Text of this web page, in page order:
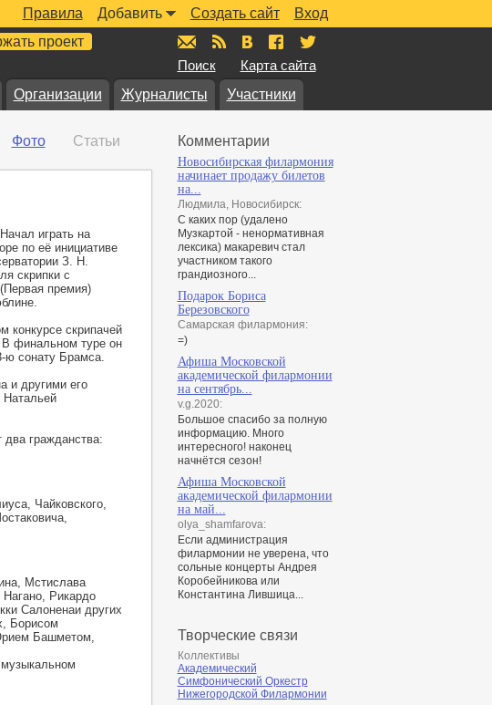
Вход
Создать сайт
Добавить
Правила
проект
Поиск Карта сайта
Организации Журналисты Участники
Фото Статьи
играть на
по её инициативе
З. Н.
скрипки с
премия)
конкурсе скрипачей
финальном туре он
ю сонату Брамса.
и другими его
гражданства:
Чайковского,
Мстислава
Рикардо
Салоненаи других
Борисом
Башметом,
Комментарии
Новосибирская филармония
начинает продажу билетов
на...
Людмила, Новосибирск:
С каких пор (удалено
Музкартой - ненормативная
лексика) макаревич стал
участником такого
грандиозного...
Подарок Бориса
Березовского
Самарская филармония:
=)
Афиша Московской
академической филармонии
на сентябрь...
v.g.2020:
Большое спасибо за полную
информацию. Много
интересного! наконец
начнётся сезон!
Афиша Московской
академической филармонии
на май...
olya_shamfarova:
Если администрация
филармонии не уверена, что
сольные концерты Андрея
Коробейникова или
Константина Лившица...
Творческие связи
Коллективы
Академический
Симфонический Оркестр
Нижегородской Филармонии